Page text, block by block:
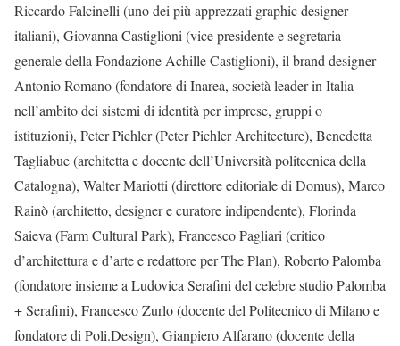
Riccardo Falcinelli (uno dei più apprezzati graphic designer
italiani), Giovanna Castiglioni (vice presidente e segretaria
generale della Fondazione Achille Castiglioni), il brand designer
Antonio Romano (fondatore di Inarea, società leader in Italia
nell’ambito dei sistemi di identità per imprese, gruppi o
istituzioni), Peter Pichler (Peter Pichler Architecture), Benedetta
Tagliabue (architetta e docente dell’Università politecnica della
Catalogna), Walter Mariotti (direttore editoriale di Domus), Marco
Rainò (architetto, designer e curatore indipendente), Florinda
Saieva (Farm Cultural Park), Francesco Pagliari (critico
d’architettura e d’arte e redattore per The Plan), Roberto Palomba
(fondatore insieme a Ludovica Serafini del celebre studio Palomba
+ Serafini), Francesco Zurlo (docente del Politecnico di Milano e
fondatore di Poli.Design), Gianpiero Alfarano (docente della